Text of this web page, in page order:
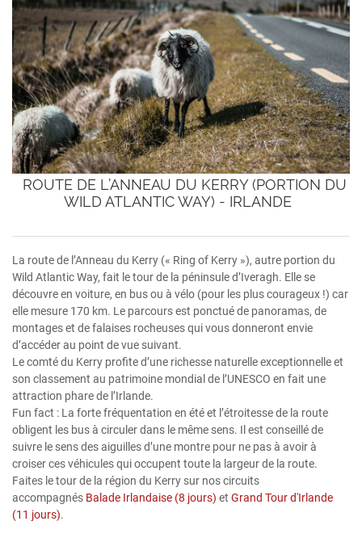
ROUTE DE L’ANNEAU DU KERRY (PORTION DU
WILD ATLANTIC WAY) - IRLANDE
La route de l’Anneau du Kerry (« Ring of Kerry »), autre portion du
Wild Atlantic Way, fait le tour de la péninsule d’Iveragh. Elle se
découvre en voiture, en bus ou à vélo (pour les plus courageux !) car
elle mesure 170 km. Le parcours est ponctué de panoramas, de
montages et de falaises rocheuses qui vous donneront envie
d’accéder au point de vue suivant.
Le comté du Kerry profite d’une richesse naturelle exceptionnelle et
son classement au patrimoine mondial de l’UNESCO en fait une
attraction phare de l’Irlande.
Fun fact : La forte fréquentation en été et l’étroitesse de la route
obligent les bus à circuler dans le même sens. Il est conseillé de
suivre le sens des aiguilles d’une montre pour ne pas à avoir à
croiser ces véhicules qui occupent toute la largeur de la route.
Faites le tour de la région du Kerry sur nos circuits
accompagnés Balade Irlandaise (8 jours) et Grand Tour d'Irlande
(11 jours).